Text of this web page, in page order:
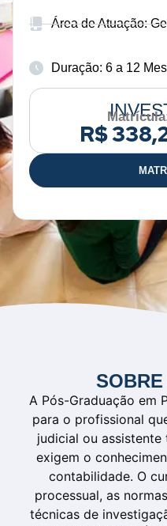
Área de Atuação:
Duração: 6 a 12
R$
A Pós-Graduação em
para o profissional
judicial ou
exigem o
contabilidade. O
processual, as
técnicas de